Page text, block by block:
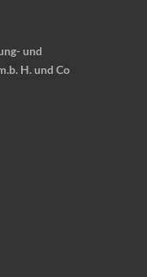
und
H. und Co